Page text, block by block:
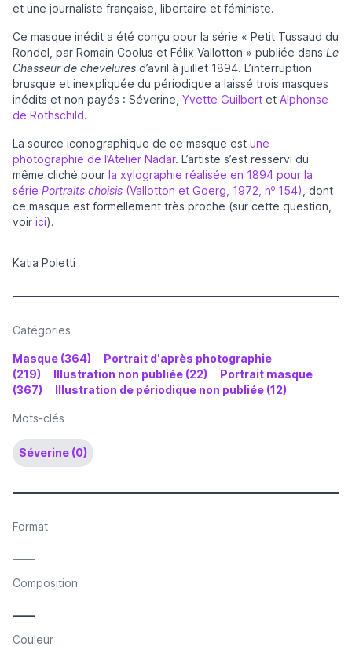
et une journaliste française, libertaire et féministe.
Ce masque inédit a été conçu pour la série « Petit Tussaud du
Rondel, par Romain Coolus et Félix Vallotton » publiée dans Le
Chasseur de chevelures d’avril à juillet 1894. L’interruption
brusque et inexpliquée du périodique a laissé trois masques
inédits et non payés : Séverine, Yvette Guilbert et Alphonse
de Rothschild.
La source iconographique de ce masque est une
photographie de l’Atelier Nadar. L’artiste s’est resservi du
même cliché pour la xylographie réalisée en 1894 pour la
série Portraits choisis (Vallotton et Goerg, 1972, no 154) , dont
ce masque est formellement très proche (sur cette question,
voir ici).
Katia Poletti
Catégories
Masque (364)
Portrait d'après photographie
(219)
Illustration non publiée (22)
Portrait masque
(367)
Illustration de périodique non publiée (12)
Mots-clés
Séverine (0)
Format
Composition
Couleur